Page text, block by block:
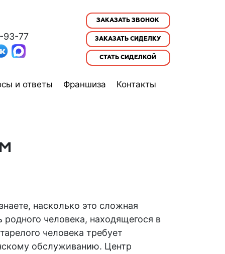
93-77
ЗАКАЗАТЬ ЗВОНОК
ЗАКАЗАТЬ СИДЕЛКУ
СТАТЬ СИДЕЛКОЙ
и ответы Франшиза Контакты
насколько это сложная
человека, находящегося в
человека требует
обслуживанию. Центр